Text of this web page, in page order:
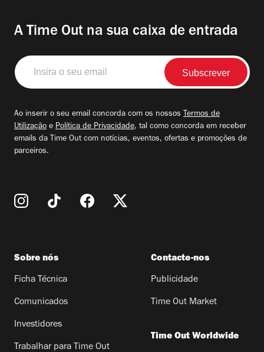
A Time Out na sua caixa de entrada
Insira
o
seu
Ao inserir o seu email concorda com os nossos Termos de
Utilização e Política de Privacidade, tal como concorda em receber
emails da Time Out com notícias, eventos, ofertas e promoções de
parceiros.
Sobre nós
Ficha Técnica
Comunicados
Investidores
Trabalhar para Time Out
Contacte-nos
Publicidade
Time Out Market
Time Out Worldwide